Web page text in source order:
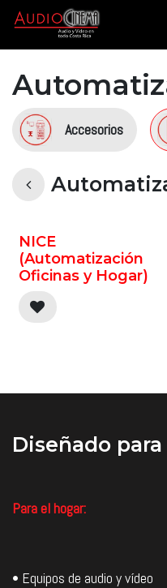
Ir al contenido
Accesorios
NICE
(Automatización
Oficinas y Hogar)
Diseñado
Para el hogar:
• Equipos de audio y vídeo